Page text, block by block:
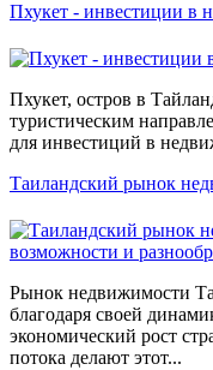
Пхукет - инвестиции в
Пхукет, остров в
туристическим
для инвестиций в
Таиландский рынок
Рынок недвижимости
благодаря своей
экономический рост
потока делают этот...